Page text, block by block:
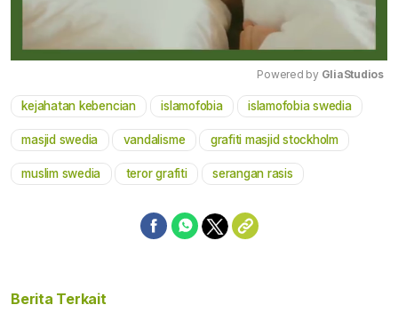
Mute
Powered by GliaStudios
kejahatan kebencian islamofobia islamofobia swedia
masjid swedia vandalisme grafiti masjid stockholm
muslim swedia teror grafiti serangan rasis
Berita Terkait